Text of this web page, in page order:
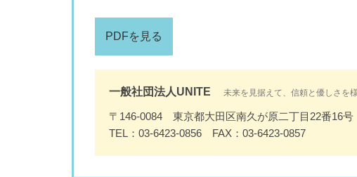
PDFを見る
一般社団法人UNITE 未来を見据えて、信頼と優しさを
〒146-0084 東京都大田区南久が原二丁目22番16号
TEL：03-6423-0856 FAX：03-6423-0857